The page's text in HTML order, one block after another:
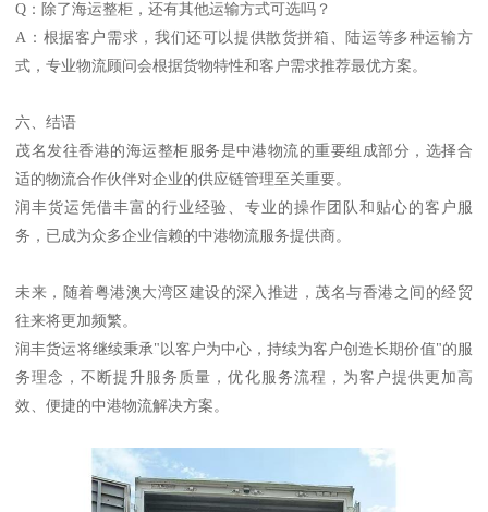
Q：除了海运整柜，还有其他运输方式可选吗？
A：根据客户需求，我们还可以提供散货拼箱、陆运等多种运输方
式，专业物流顾问会根据货物特性和客户需求推荐最优方案。
六、结语
茂名发往香港的海运整柜服务是中港物流的重要组成部分，选择合
适的物流合作伙伴对企业的供应链管理至关重要。
润丰货运凭借丰富的行业经验、专业的操作团队和贴心的客户服
务，已成为众多企业信赖的中港物流服务提供商。
未来，随着粤港澳大湾区建设的深入推进，茂名与香港之间的经贸
往来将更加频繁。
润丰货运将继续秉承"以客户为中心，持续为客户创造长期价值"的服
务理念，不断提升服务质量，优化服务流程，为客户提供更加高
效、便捷的中港物流解决方案。